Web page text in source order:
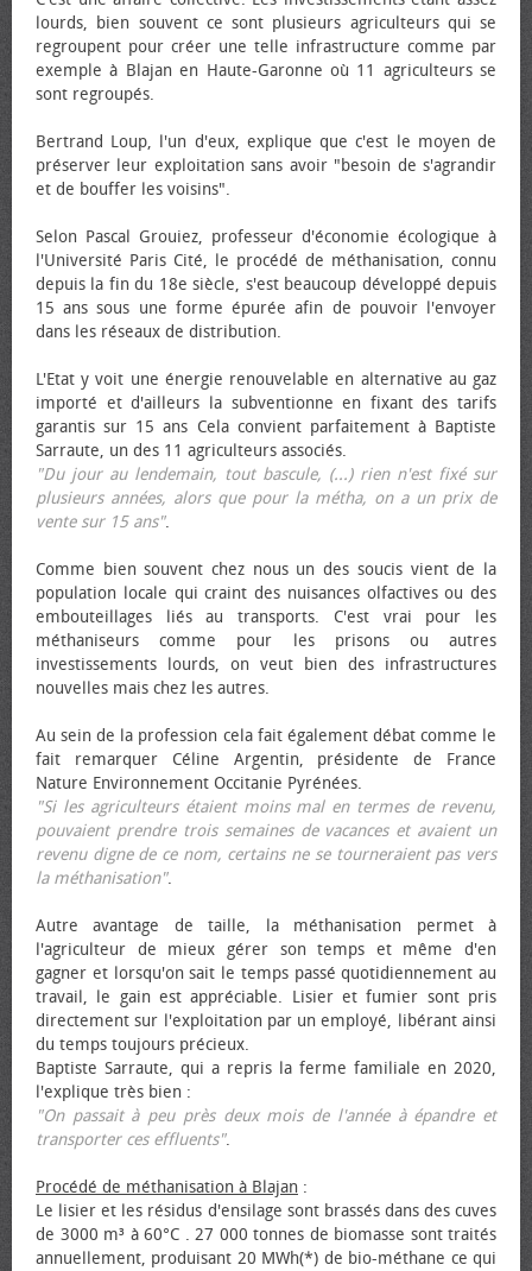
lourds, bien souvent ce sont plusieurs agriculteurs qui se
regroupent pour créer une telle infrastructure comme par
exemple à Blajan en Haute-Garonne où 11 agriculteurs se
sont regroupés.
Bertrand Loup, l'un d'eux, explique que c'est le moyen de
préserver leur exploitation sans avoir "besoin de s'agrandir
et de bouffer les voisins".
Selon Pascal Grouiez, professeur d'économie écologique à
l'Université Paris Cité, le procédé de méthanisation, connu
depuis la fin du 18e siècle, s'est beaucoup développé depuis
15 ans sous une forme épurée afin de pouvoir l'envoyer
dans les réseaux de distribution.
L'Etat y voit une énergie renouvelable en alternative au gaz
importé et d'ailleurs la subventionne en fixant des tarifs
garantis sur 15 ans Cela convient parfaitement à Baptiste
Sarraute, un des 11 agriculteurs associés.
"Du jour au lendemain, tout bascule, (...) rien n'est fixé sur
plusieurs années, alors que pour la métha, on a un prix de
vente sur 15 ans".
Comme bien souvent chez nous un des soucis vient de la
population locale qui craint des nuisances olfactives ou des
embouteillages liés au transports. C'est vrai pour les
méthaniseurs comme pour les prisons ou autres
investissements lourds, on veut bien des infrastructures
nouvelles mais chez les autres.
Au sein de la profession cela fait également débat comme le
fait remarquer Céline Argentin, présidente de France
Nature Environnement Occitanie Pyrénées.
"Si les agriculteurs étaient moins mal en termes de revenu,
pouvaient prendre trois semaines de vacances et avaient un
revenu digne de ce nom, certains ne se tourneraient pas vers
la méthanisation".
Autre avantage de taille, la méthanisation permet à
l'agriculteur de mieux gérer son temps et même d'en
gagner et lorsqu'on sait le temps passé quotidiennement au
travail, le gain est appréciable. Lisier et fumier sont pris
directement sur l'exploitation par un employé, libérant ainsi
du temps toujours précieux.
Baptiste Sarraute, qui a repris la ferme familiale en 2020,
l'explique très bien :
"On passait à peu près deux mois de l'année à épandre et
transporter ces effluents".
Procédé de méthanisation à Blajan :
Le lisier et les résidus d'ensilage sont brassés dans des cuves
de 3000 m³ à 60°C . 27 000 tonnes de biomasse sont traités
annuellement, produisant 20 MWh(*) de bio-méthane ce qui